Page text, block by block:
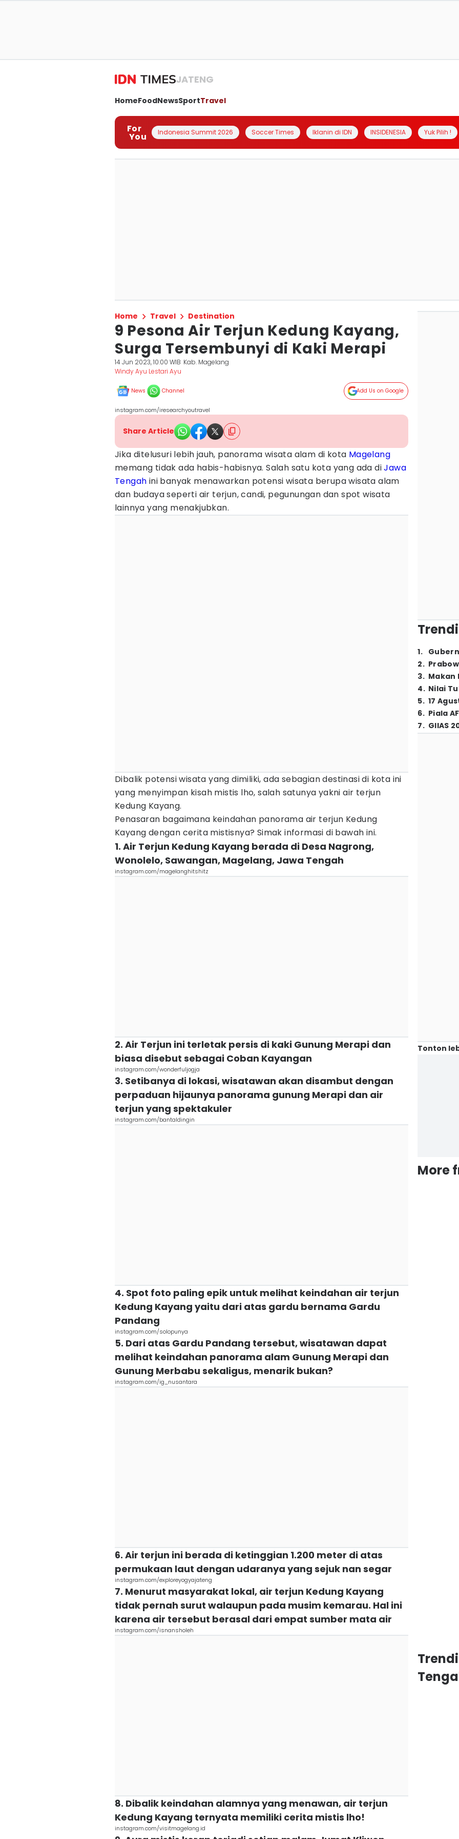
JATENG
HomeFoodNewsSportTravel
For
You Indonesia Summit 2026 Soccer Times Iklanin di IDN INSIDENESIA Yuk Pilih !
Home Travel Destination
9 Pesona Air Terjun Kedung Kayang,
Surga Tersembunyi di Kaki Merapi
14 Jun 2023, 10:00 WIB Kab. Magelang
Windy Ayu Lestari Ayu
News Channel Add Us on Google
instagram.com/iresearchyoutravel
Share Article
Jika ditelusuri lebih jauh, panorama wisata alam di kota Magelang
memang tidak ada habis-habisnya. Salah satu kota yang ada diJawa
Tengah ini banyak menawarkan potensi wisata berupa wisata alam
dan budaya seperti air terjun, candi, pegunungan dan spot wisata
lainnya yang menakjubkan.
Dibalik potensi wisata yang dimiliki, ada sebagian destinasi di kota ini
yang menyimpan kisah mistis lho, salah satunya yakni air terjun
Kedung Kayang.
Penasaran bagaimana keindahan panorama air terjun Kedung
Kayang dengan cerita mistisnya? Simak informasi di bawah ini.
1. Air Terjun Kedung Kayang berada di Desa Nagrong,
Wonolelo, Sawangan, Magelang, Jawa Tengah
instagram.com/magelanghitshitz
2. Air Terjun ini terletak persis di kaki Gunung Merapi dan
biasa disebut sebagai Coban Kayangan
instagram.com/wonderfuljogja
3. Setibanya di lokasi, wisatawan akan disambut dengan
perpaduan hijaunya panorama gunung Merapi dan air
terjun yang spektakuler
instagram.com/bantaldingin
4. Spot foto paling epik untuk melihat keindahan air terjun
Kedung Kayang yaitu dari atas gardu bernama Gardu
Pandang
instagram.com/solopunya
5. Dari atas Gardu Pandang tersebut, wisatawan dapat
melihat keindahan panorama alam Gunung Merapi dan
Gunung Merbabu sekaligus, menarik bukan?
instagram.com/ig_nusantara
6. Air terjun ini berada di ketinggian 1.200 meter di atas
permukaan laut dengan udaranya yang sejuk nan segar
instagram.com/exploreyogyajateng
7. Menurut masyarakat lokal, air terjun Kedung Kayang
tidak pernah surut walaupun pada musim kemarau. Hal ini
karena air tersebut berasal dari empat sumber mata air
instagram.com/isnansholeh
8. Dibalik keindahan alamnya yang menawan, air terjun
Kedung Kayang ternyata memiliki cerita mistis lho!
instagram.com/visitmagelang.id
1.
2.
3. Makan
4. Nilai
5. 17
6. Piala
7. GIIAS
Tonton
More